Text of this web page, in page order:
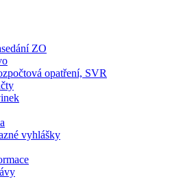
ZO
opatření, SVR
vyhlášky